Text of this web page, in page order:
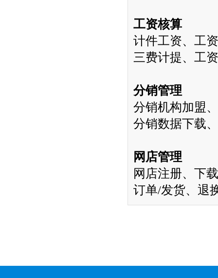
工资核算
计件工资、工
三费计提、工
分销管理
分销机构加盟
分销数据下载
网店管理
网店注册、下
订单/发货、退